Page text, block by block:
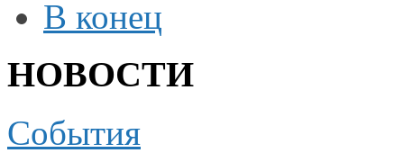
В конец
НОВОСТИ
События